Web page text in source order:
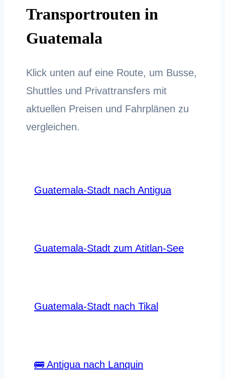
Transportrouten in
Guatemala
Klick unten auf eine Route, um Busse,
Shuttles und Privattransfers mit
aktuellen Preisen und Fahrplänen zu
vergleichen.
Guatemala-Stadt nach Antigua
Guatemala-Stadt zum Atitlan-See
Guatemala-Stadt nach Tikal
🚌 Antigua nach Lanquin